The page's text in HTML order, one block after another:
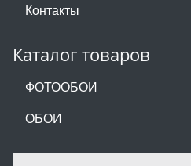
Контакты
Каталог товаров
ФОТООБОИ
ОБОИ